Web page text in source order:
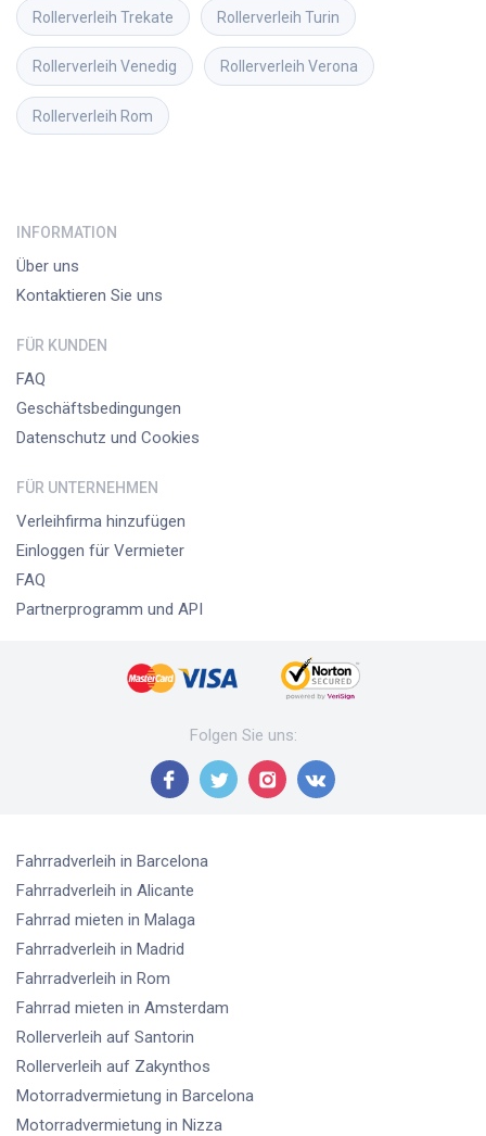
Rollerverleih Trekate Rollerverleih Turin
Rollerverleih Venedig Rollerverleih Verona
Rollerverleih Rom
INFORMATION
Über uns
Kontaktieren Sie uns
FÜR KUNDEN
FAQ
Geschäftsbedingungen
Datenschutz und Cookies
FÜR UNTERNEHMEN
Verleihfirma hinzufügen
Einloggen für Vermieter
FAQ
Partnerprogramm und API
Folgen Sie uns:
Fahrradverleih in Barcelona
Fahrradverleih in Alicante
Fahrrad mieten in Malaga
Fahrradverleih in Madrid
Fahrradverleih in Rom
Fahrrad mieten in Amsterdam
Rollerverleih auf Santorin
Rollerverleih auf Zakynthos
Motorradvermietung in Barcelona
Motorradvermietung in Nizza